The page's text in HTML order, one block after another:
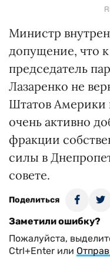
Министр
допущение, что
председатель
Лазаренко не
Штатов Америки
очень активно
фракции
силы в
совете.
Поделиться
Заметили ошибку?
Пожалуйста,
Ctrl+Enter или